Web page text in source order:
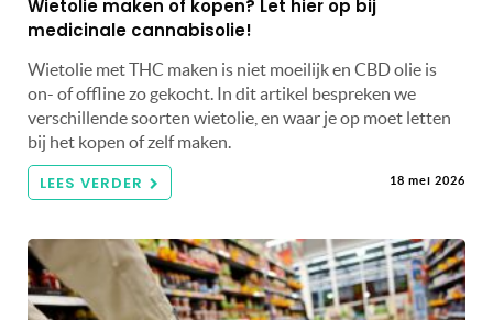
Wietolie maken of kopen? Let hier op bij
medicinale cannabisolie!
Wietolie met THC maken is niet moeilijk en CBD olie is
on- of offline zo gekocht. In dit artikel bespreken we
verschillende soorten wietolie, en waar je op moet letten
bij het kopen of zelf maken.
LEES VERDER 18 mei 2026